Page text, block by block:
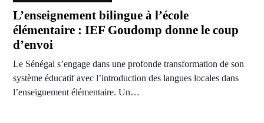
L’enseignement bilingue à l’école
élémentaire : IEF Goudomp donne le coup
d’envoi
Le Sénégal s’engage dans une profonde transformation de son
système éducatif avec l’introduction des langues locales dans
l’enseignement élémentaire. Un…